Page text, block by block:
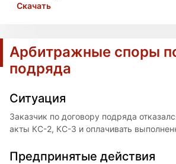
Скачать
Арбитражные споры
подряда
Ситуация
Заказчик по договору подряда
акты КС-2, КС-3 и оплачивать
Предпринятые действия